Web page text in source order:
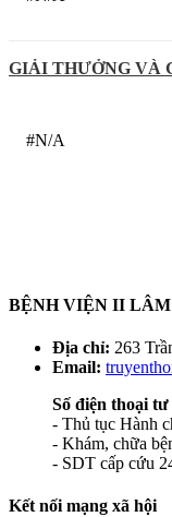
GIẢI THƯỞNG VÀ
#N/A
BỆNH VIỆN II
Địa chỉ: 263
Email:
Số điện thoại tư
- Thủ tục Hành
- Khám, chữa
- SDT cấp cứu
Kết nối mạng xã hội